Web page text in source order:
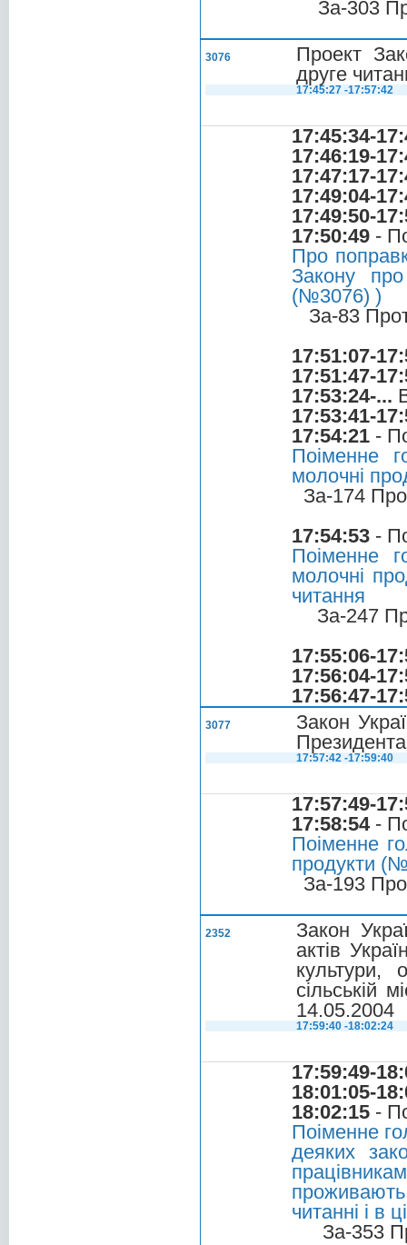
За-303
3076
Проект
друге
17:45:27 -17:57:42
17:45:34-
17:46:19-
17:47:17-
17:49:04-
17:49:50-
17:50:49 -
Про
Закону
(№3076) )
За-83
17:51:07-
17:51:47-
17:53:24-...
17:53:41-
17:54:21 -
Поіменне
молочні
За-174
17:54:53 -
Поіменне
молочні
читання
За-247
17:55:06-
17:56:04-
17:56:47-
3077
Закон
17:57:42 -17:59:40
17:57:49-
17:58:54-
Поіменне
продукти
За-193
2352
Закон
актів
культури,
сільській
14.05.2004
17:59:40 -18:02:24
17:59:49-
18:01:05-
18:02:15 -
Поіменне
деяких
читанні і в
За-353